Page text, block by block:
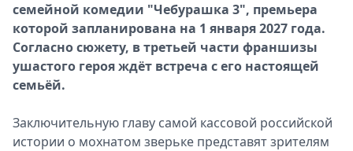
семейной комедии "Чебурашка 3", премьера
которой запланирована на 1 января 2027 года.
Согласно сюжету, в третьей части франшизы
ушастого героя ждёт встреча с его настоящей
семьёй.
Заключительную главу самой кассовой российской
истории о мохнатом зверьке представят зрителям